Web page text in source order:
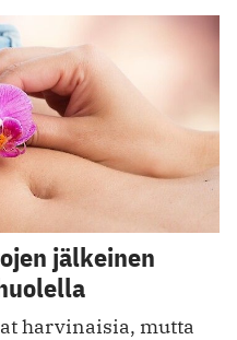
jälkeinen
harvinaisia, mutta